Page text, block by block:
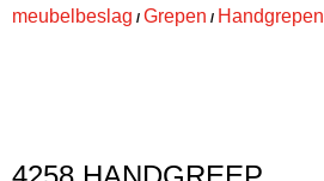
meubelbeslag / Grepen / Handgrepen